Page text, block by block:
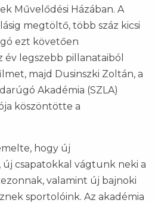
Művelődési Házában. A
megtöltő, több száz kicsi
ezt követően
legszebb pillanataiból
majd Dusinszki Zoltán, a
Akadémia (SZLA)
köszöntötte a
hogy új
új csapatokkal vágtunk neki a
valamint új bajnoki
sportolóink. Az akadémia